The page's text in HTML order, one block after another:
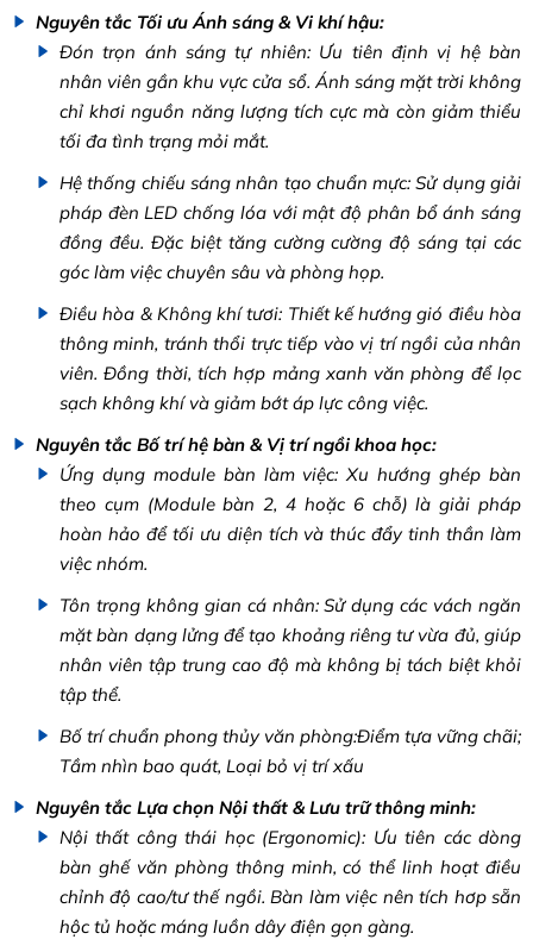
Nguyên tắc Tối ưu Ánh sáng & Vi khí hậu:
Đón trọn ánh sáng tự nhiên: Ưu tiên định vị hệ bàn
nhân viên gần khu vực cửa sổ. Ánh sáng mặt trời không
chỉ khơi nguồn năng lượng tích cực mà còn giảm thiểu
tối đa tình trạng mỏi mắt.
Hệ thống chiếu sáng nhân tạo chuẩn mực: Sử dụng giải
pháp đèn LED chống lóa với mật độ phân bổ ánh sáng
đồng đều. Đặc biệt tăng cường cường độ sáng tại các
góc làm việc chuyên sâu và phòng họp.
Điều hòa & Không khí tươi: Thiết kế hướng gió điều hòa
thông minh, tránh thổi trực tiếp vào vị trí ngồi của nhân
viên. Đồng thời, tích hợp mảng xanh văn phòng để lọc
sạch không khí và giảm bớt áp lực công việc.
Nguyên tắc Bố trí hệ bàn & Vị trí ngồi khoa học:
Ứng dụng module bàn làm việc: Xu hướng ghép bàn
theo cụm (Module bàn 2, 4 hoặc 6 chỗ) là giải pháp
hoàn hảo để tối ưu diện tích và thúc đẩy tinh thần làm
việc nhóm.
Tôn trọng không gian cá nhân: Sử dụng các vách ngăn
mặt bàn dạng lửng để tạo khoảng riêng tư vừa đủ, giúp
nhân viên tập trung cao độ mà không bị tách biệt khỏi
tập thể.
Bố trí chuẩn phong thủy văn phòng:Điểm tựa vững chãi;
Tầm nhìn bao quát, Loại bỏ vị trí xấu
Nguyên tắc Lựa chọn Nội thất & Lưu trữ thông minh:
Nội thất công thái học (Ergonomic): Ưu tiên các dòng
bàn ghế văn phòng thông minh, có thể linh hoạt điều
chỉnh độ cao/tư thế ngồi. Bàn làm việc nên tích hơp sẵn
hộc tủ hoặc máng luồn dây điện gọn gàng.